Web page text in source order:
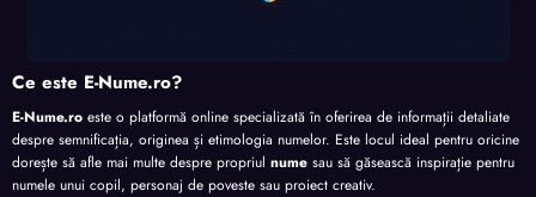
Ce este E-Nume.ro?
E-Nume.ro este o platformă online specializată în oferirea de informații detaliate
despre semnificația, originea și etimologia numelor. Este locul ideal pentru oricine
dorește să afle mai multe despre propriul nume sau să găsească inspirație pentru
numele unui copil, personaj de poveste sau proiect creativ.